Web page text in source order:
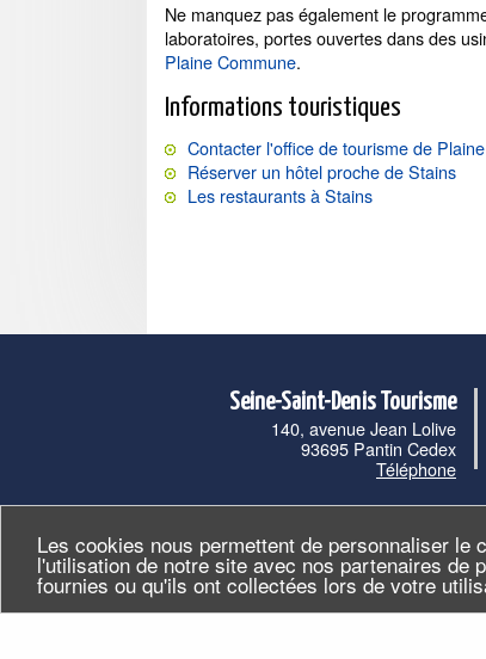
Les cookies nous permettent de personnaliser
l'utilisation de notre site avec nos partenaires de
fournies ou qu'ils ont collectées lors de votre
Ne manquez pas également le
laboratoires, portes ouvertes dans des
Plaine Commune.
Informations touristiques
Contacter l'office de tourisme de
Réserver un hôtel proche de Stains
Les restaurants à Stains
Seine-Saint-Denis Tourisme
140, avenue Jean Lolive
93695 Pantin Cedex
Téléphone